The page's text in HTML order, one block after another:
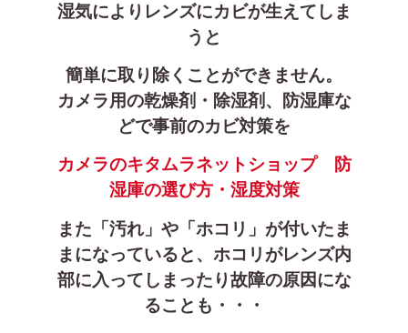
湿気によりレンズにカビが生えてしま
うと
簡単に取り除くことができません。
カメラ用の乾燥剤・除湿剤、防湿庫な
どで事前のカビ対策を
カメラのキタムラネットショップ　防
湿庫の選び方・湿度対策
また「汚れ」や「ホコリ」が付いたま
まになっていると、ホコリがレンズ内
部に入ってしまったり故障の原因にな
ることも・・・